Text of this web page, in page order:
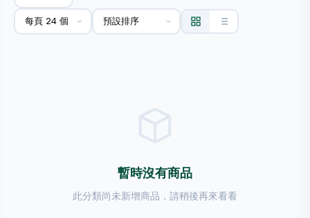
暫時沒有商品
此分類尚未新增商品，請稍後再來看看